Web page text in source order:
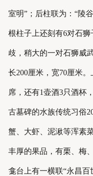
室明”；后柱联为：“陵
根柱子上还刻有6对石
歧，稍大的一对石狮威
长200厘米，宽70厘米
席，还有1壶酒3只酒杯
古墓碑的水族传统习俗
蟹、大虾、泥湫等浑素
丰厚的果品，有栗、梅
龛台上有一横联“永昌百